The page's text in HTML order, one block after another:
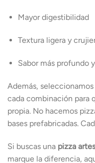
Mayor digestibilidad
Textura ligera y
Sabor más profundo
Además,
cada combinación para
propia. No hacemos
bases prefabricadas.
Si buscas una pizza
marque la diferencia,